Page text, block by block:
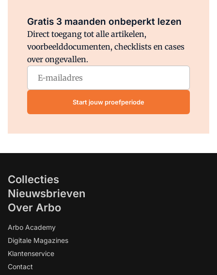
Gratis 3 maanden onbeperkt lezen
Direct toegang tot alle artikelen,
voorbeelddocumenten, checklists en cases
over ongevallen.
Start jouw proefperiode
Collecties
Nieuwsbrieven
Over Arbo
Arbo Academy
Digitale Magazines
Klantenservice
Contact